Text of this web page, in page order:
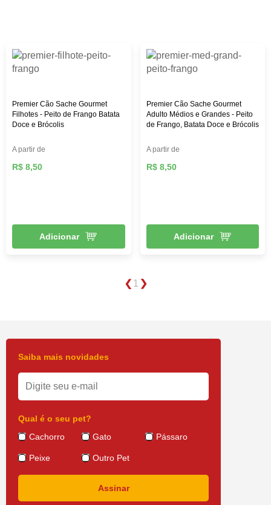
roupas, acessórios e muito mais!
Premier Cão Sache Gourmet
Filhotes - Peito de Frango Batata
Doce e Brócolis
A partir de
R$ 8,50
Adicionar
Premier Cão Sache Gourmet
Adulto Médios e Grandes - Peito
de Frango, Batata Doce e Brócolis
A partir de
R$ 8,50
Adicionar
1
Saiba mais novidades
Qual é o seu pet?
Cachorro
Gato Pássaro
Peixe Outro Pet